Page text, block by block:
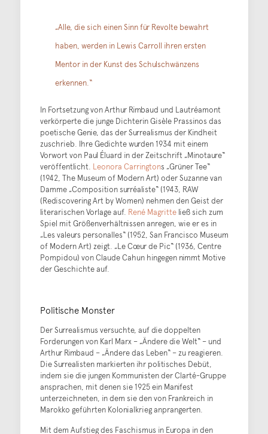
„Alle, die sich einen Sinn für Revolte bewahrt
haben, werden in Lewis Carroll ihren ersten
Mentor in der Kunst des Schulschwänzens
erkennen.“
In Fortsetzung von Arthur Rimbaud und Lautréamont
verkörperte die junge Dichterin Gisèle Prassinos das
poetische Genie, das der Surrealismus der Kindheit
zuschrieb. Ihre Gedichte wurden 1934 mit einem
Vorwort von Paul Éluard in der Zeitschrift „Minotaure“
veröffentlicht. Leonora Carringtons „Grüner Tee“
(1942, The Museum of Modern Art) oder Suzanne van
Damme „Composition surréaliste“ (1943, RAW
(Rediscovering Art by Women) nehmen den Geist der
literarischen Vorlage auf. René Magritteließ sich zum
Spiel mit Größenverhältnissen anregen, wie er es in
„Les valeurs personalles“ (1952, San Francisco Museum
of Modern Art) zeigt. „Le Cœur de Pic“ (1936, Centre
Pompidou) von Claude Cahun hingegen nimmt Motive
der Geschichte auf.
Politische Monster
Der Surrealismus versuchte, auf die doppelten
Forderungen von Karl Marx – „Ändere die Welt“ – und
Arthur Rimbaud – „Ändere das Leben“ – zu reagieren.
Die Surrealisten markierten ihr politisches Debüt,
indem sie die jungen Kommunisten der Clarté-Gruppe
ansprachen, mit denen sie 1925 ein Manifest
unterzeichneten, in dem sie den von Frankreich in
Marokko geführten Kolonialkrieg anprangerten.
Mit dem Aufstieg des Faschismus in Europa in den